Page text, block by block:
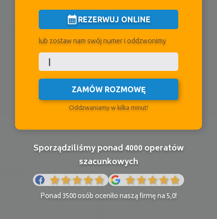
calendar_monthREZERWUJ ONLINE
lub zostaw nam swój numer i oddzwonimy
ZAMÓW ROZMOWĘ
Oddzwaniamy w kilka minut!
Sporządziliśmy ponad 4000 operatów
szacunkowych
Ponad 3500 osób oceniło naszą firmę na 5,0!